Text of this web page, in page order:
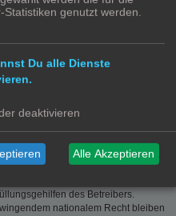
außer bei vorsätzlichem oder
Schäden aus der Verletzung von
der Verletzung wesentlicher
auf die bei Vertragsschluss
und im übrigen der Höhe nach
entgangenen Gewinn.
außer bei der Verletzung von
vorsätzlichem oder grob
begrenzt. Dies gilt
entgangenen Gewinn.
des Betreibers.
nationalem Recht bleiben
genutzt werden.
Du alle Dienste
deaktivieren
Alle Akzeptieren